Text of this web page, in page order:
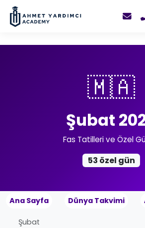
🇲🇦
Şubat
Fas Tatilleri ve Özel
53 özel gün
Ana Sayfa Dünya Takvimi
Şubat